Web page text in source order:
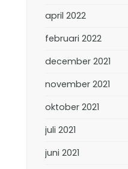
april 2022
februari 2022
december 2021
november 2021
oktober 2021
juli 2021
juni 2021